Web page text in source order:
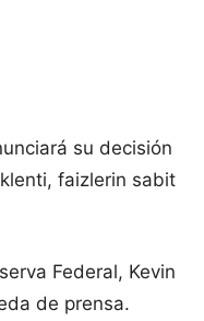
su decisión
faizlerin sabit
Federal, Kevin
de prensa.